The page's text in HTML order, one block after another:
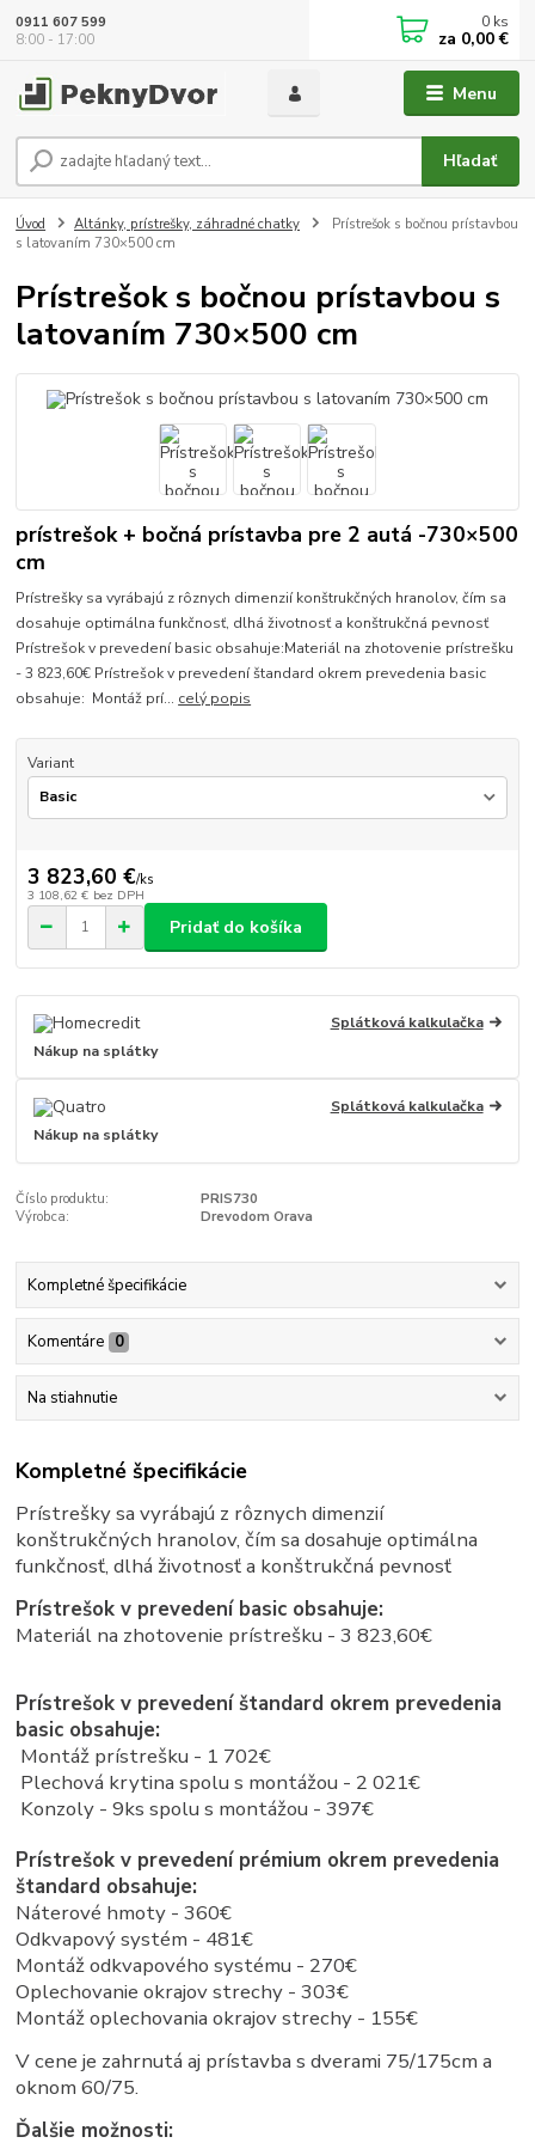
Menu
Hľadať
0911 607 599
8:00 - 17:00
0 ks
za 0,00 €
Úvod Altánky, prístrešky, záhradné chatky
Prístrešok s bočnou prístavbou
s latovaním 730×500 cm
Prístrešok s bočnou prístavbou s
latovaním 730×500 cm
prístrešok + bočná prístavba pre 2 autá -730×500
cm
Prístrešky sa vyrábajú z rôznych dimenzií konštrukčných hranolov, čím sa
dosahuje optimálna funkčnosť, dlhá životnosť a konštrukčná pevnosť
Prístrešok v prevedení basic obsahuje:Materiál na zhotovenie prístrešku
- 3 823,60€ Prístrešok v prevedení štandard okrem prevedenia basic
obsahuje: Montáž prí... celý popis
Variant
3 823,60 €/ks
3 108,62 € bez DPH
Pridať do košíka
Splátková kalkulačka
Nákup na splátky
Splátková kalkulačka
Nákup na splátky
Číslo produktu:
PRIS730
Výrobca:
Drevodom Orava
Kompletné špecifikácie
Komentáre 0
Na stiahnutie
Kompletné špecifikácie
Prístrešky sa vyrábajú z rôznych dimenzií
konštrukčných hranolov, čím sa dosahuje optimálna
funkčnosť, dlhá životnosť a konštrukčná pevnosť
Prístrešok v prevedení basic obsahuje:
Materiál na zhotovenie prístrešku - 3 823,60€
Prístrešok v prevedení štandard okrem prevedenia
basic obsahuje:
Montáž prístrešku - 1 702€
Plechová krytina spolu s montážou - 2 021€
Konzoly - 9ks spolu s montážou - 397€
Prístrešok v prevedení prémium okrem prevedenia
štandard obsahuje:
Náterové hmoty - 360€
Odkvapový systém - 481€
Montáž odkvapového systému - 270€
Oplechovanie okrajov strechy - 303€
Montáž oplechovania okrajov strechy - 155€
V cene je zahrnutá aj prístavba s dverami 75/175cm a
oknom 60/75.
Ďalšie možnosti: